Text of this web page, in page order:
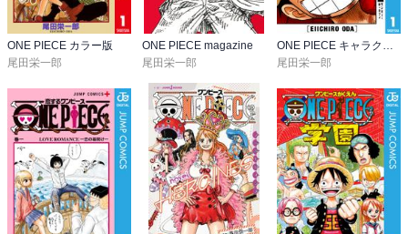
ONE PIECE カラー版
尾田栄一郎
ONE PIECE magazine
尾田栄一郎
ONE PIECE キャラクターリミックス
尾田栄一郎